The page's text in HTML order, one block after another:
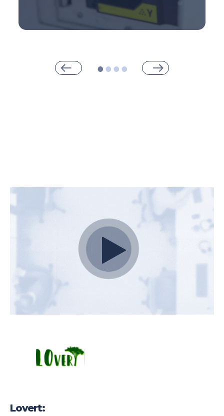
seguridad que ofrece PaperCut MF, la
tranquilidad es lo más importante. Las
medidas físicas protegen los documentos a
lo largo de todo el ciclo de vida, y el cifrado
de extremo a extremo evita la quiebra de
seguridad de los datos tanto como sea
PaperCut MF hace gala de políticas
ecológicas para utilizar menos papel,
ahorrar tóner y adoptar para siempre los
Lovert: